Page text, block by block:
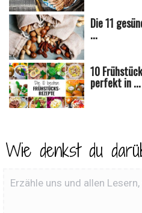
Die 11
...
10
perfekt in ...
Wie denkst du